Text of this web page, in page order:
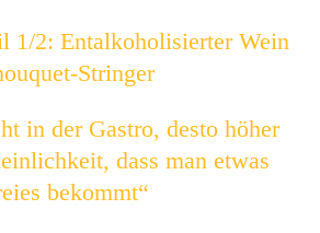
1/2: Entalkoholisierter Wein
Stringer
in der Gastro, desto höher
dass man etwas
bekommt“